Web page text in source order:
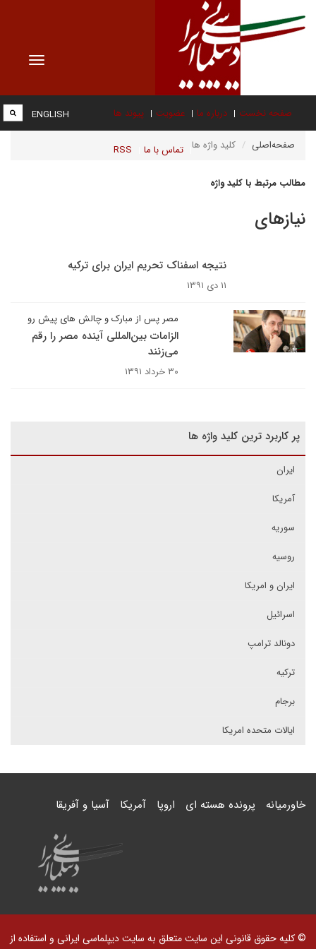
Toggle
صفحه نخست درباره ما عضویت پیوند ها
تماس با ما RSS
ENGLISH
صفحه‌اصلی کلید واژه ها
مطالب مرتبط با کلید واژه
نیازهای
نتیجه اسفناک تحریم ایران برای ترکیه
۱۱ دی ۱۳۹۱
مصر پس از مبارک و چالش های پیش رو
الزامات بین‌المللی آینده مصر را رقم
می‌زنند
۳۰ خرداد ۱۳۹۱
پر کاربرد ترین کلید واژه ها
ایران
آمریکا
سوریه
روسیه
ایران و امریکا
اسرائیل
دونالد ترامپ
ترکیه
برجام
ایالات متحده امریکا
خاورمیانه پرونده هسته ای اروپا آمریکا آسیا و آفریقا
© کلیه حقوق قانونی این سایت متعلق به سایت دیپلماسی ایرانی و استفاده از